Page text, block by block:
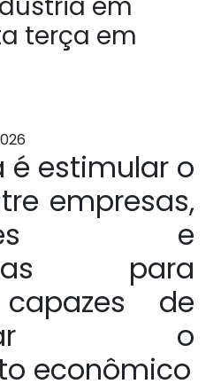
terça em
é estimular o
empresas,
e
para
de
o
econômico